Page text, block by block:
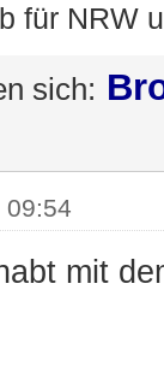
für NRW
sich:
09:54
mit